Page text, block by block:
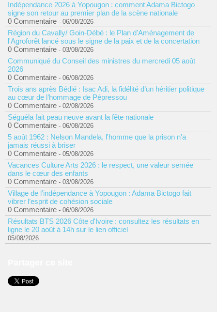
Indépendance 2026 à Yopougon : comment Adama Bictogo
signe son retour au premier plan de la scène nationale
0 Commentaire - 06/08/2026
Région du Cavally/ Goin-Débé : le Plan d'Aménagement de
l'Agroforêt lancé sous le signe de la paix et de la concertation
0 Commentaire - 03/08/2026
Communiqué du Conseil des ministres du mercredi 05 août
2026
0 Commentaire - 06/08/2026
Trois ans après Bédié : Isac Adi, la fidélité d’un héritier politique
au cœur de l’hommage de Pépressou
0 Commentaire - 02/08/2026
Séguéla fait peau neuve avant la fête nationale
0 Commentaire - 06/08/2026
5 août 1962 : Nelson Mandela, l'homme que la prison n'a
jamais réussi à briser
0 Commentaire - 05/08/2026
Vacances Culture Arts 2026 : le respect, une valeur semée
dans le cœur des enfants
0 Commentaire - 03/08/2026
Village de l’indépendance à Yopougon : Adama Bictogo fait
vibrer l’esprit de cohésion sociale
0 Commentaire - 06/08/2026
Résultats BTS 2026 Côte d'Ivoire : consultez les résultats en
ligne le 20 août à 14h sur le lien officiel
05/08/2026